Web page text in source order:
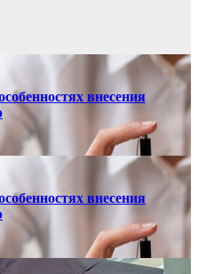
внесения
внесения